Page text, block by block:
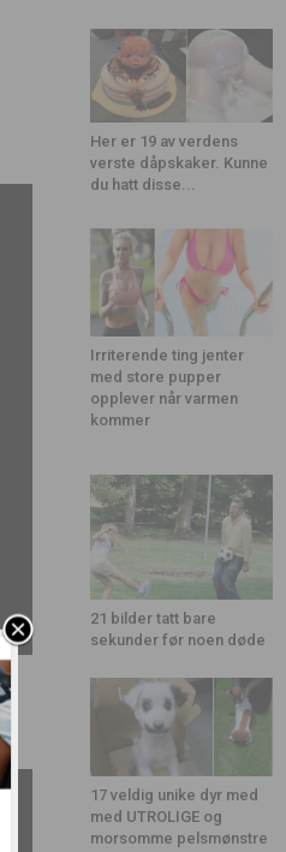
Her er 19 av verdens
verste dåpskaker. Kunne
du hatt disse...
Irriterende ting jenter
med store pupper
opplever når varmen
kommer
21 bilder tatt bare
sekunder før noen døde
17 veldig unike dyr med
med UTROLIGE og
morsomme pelsmønstre